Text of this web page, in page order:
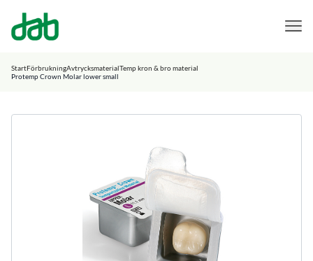
DAB Dental
StartFörbrukningAvtrycksmaterialTemp kron & bro material
Protemp Crown Molar lower small